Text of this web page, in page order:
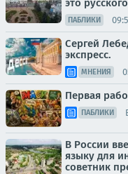
это
ПАБЛИКИ
Сергей
экспресс.
МНЕНИЯ
Первая
ПАБЛИКИ
В России
языку для
советник